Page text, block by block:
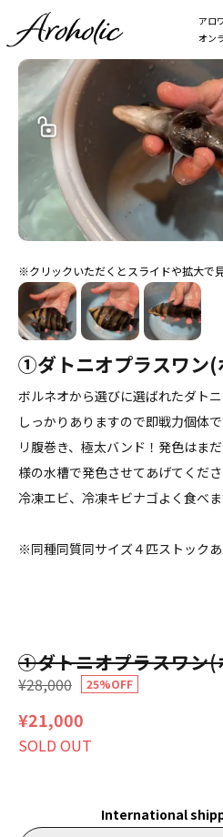
アロ
オン
①ダトニオプラスワ
¥28,000 25%OFF
¥21,000
SOLD OUT
International
①ダトニオプラスワ
ボルネオから選びに選ばれたダト
しっかりありますので即戦力個体
リ腹巻き、極太バンド！発色はま
様の水槽で発色させてあげてくださ
冷凍エビ、冷凍キビナゴよく食べま
※同種同質同サイズ４匹ストックあ